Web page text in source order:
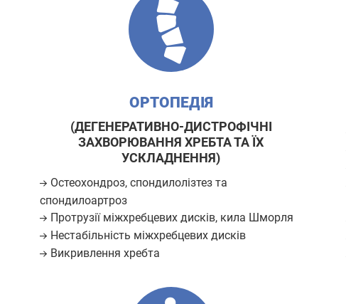
ОРТОПЕДІЯ
(ДЕГЕНЕРАТИВНО-ДИСТРОФІЧНІ
ЗАХВОРЮВАННЯ ХРЕБТА ТА ЇХ
УСКЛАДНЕННЯ)
Остеохондроз, спондилолізтез та
спондилоартроз
Протрузії міжхребцевих дисків, кила Шморля
Нестабільність міжхребцевих дисків
Викривлення хребта